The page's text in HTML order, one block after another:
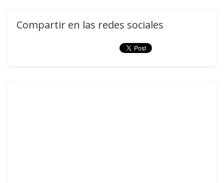
Compartir en las redes sociales